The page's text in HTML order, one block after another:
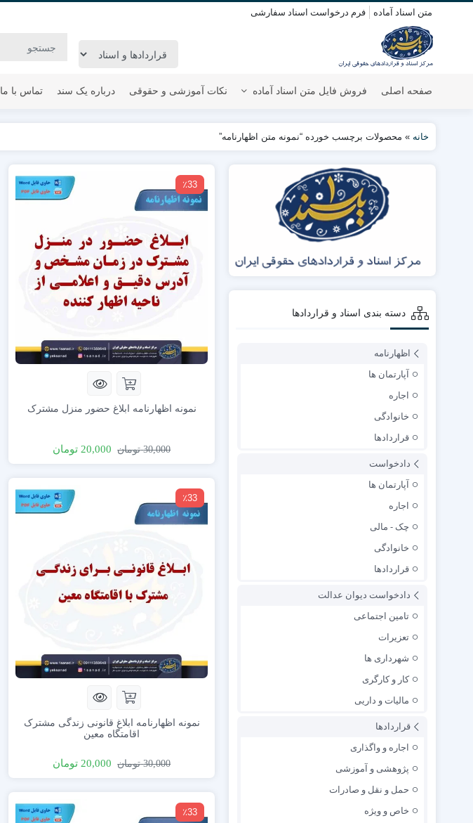
متن اسناد آماده فرم درخواست اسناد سفارشی
صفحه اصلی فروش فایل متن اسناد آماده نکات آموزشی و حقوقی درباره یک سند تماس با ما
خانه » محصولات برچسب خورده “نمونه متن اظهارنامه”
٪33
نمونه اظهارنامه ابلاغ حضور منزل مشترک
30,000 تومان 20,000 تومان
٪33
نمونه اظهارنامه ابلاغ قانونی زندگی مشترک
اقامتگاه معین
30,000 تومان 20,000 تومان
٪33
دسته بندی اسناد و قراردادها
اظهارنامه
آپارتمان ها
اجاره
خانوادگی
قراردادها
دادخواست
آپارتمان ها
اجاره
چک - مالی
خانوادگی
قراردادها
دادخواست دیوان عدالت
تامین اجتماعی
تعزیرات
شهرداری ها
کار و کارگری
مالیات و داریی
قراردادها
اجاره و واگذاری
پژوهشی و آموزشی
حمل و نقل و صادرات
خاص و ویژه